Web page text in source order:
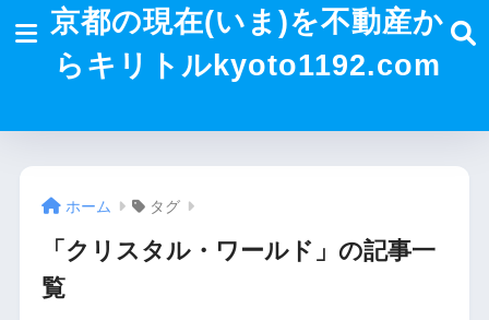
京都の現在(いま)を不動産か
らキリトルkyoto1192.com
ホーム タグ
「クリスタル・ワールド」の記事一
覧